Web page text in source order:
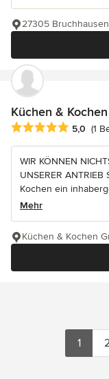
27305
Küchen &
Durchschnittliche
5,0 (1
WIR KÖNNEN
UNSERER
Kochen ein
Mehr
Küchen & Kochen
1